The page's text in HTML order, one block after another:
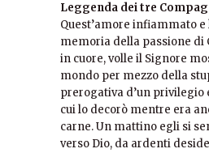
Leggenda dei tre
Quest’amore infiammato e
memoria della passione di
in cuore, volle il Signore
mondo per mezzo della
prerogativa d’un privilegio
cui lo decorò mentre era
carne. Un mattino egli si
verso Dio, da ardenti